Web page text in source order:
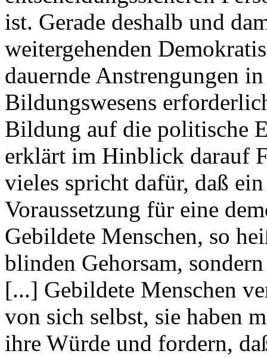
ist. Gerade deshalb und
weitergehenden
dauernde Anstrengungen
Bildungswesens
Bildung auf die politische
erklärt im Hinblick darauf
vieles spricht dafür, daß
Voraussetzung für eine
Gebildete Menschen, so
blinden Gehorsam,
[...] Gebildete Menschen
von sich selbst, sie haben
ihre Würde und fordern,